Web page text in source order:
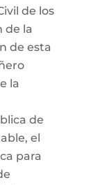
de los
de la
de esta
la
de
el
para